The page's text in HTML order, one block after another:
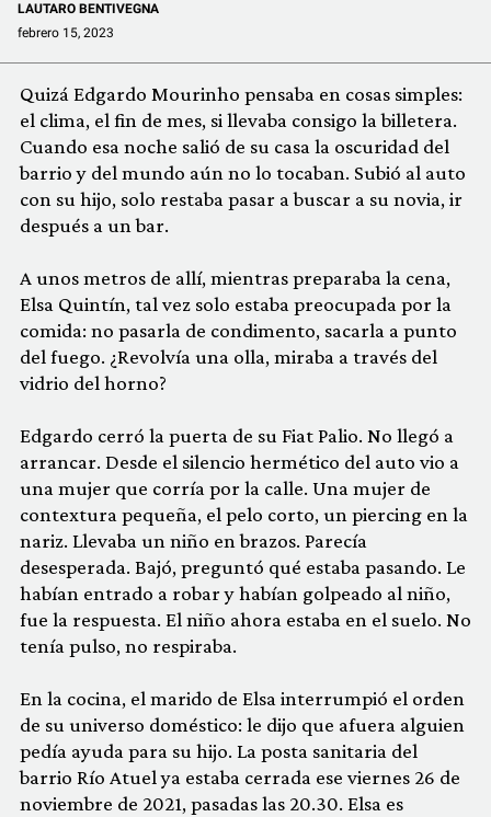
LAUTARO BENTIVEGNA
febrero 15, 2023
Quizá Edgardo Mourinho pensaba en cosas simples:
el clima, el fin de mes, si llevaba consigo la billetera.
Cuando esa noche salió de su casa la oscuridad del
barrio y del mundo aún no lo tocaban. Subió al auto
con su hijo, solo restaba pasar a buscar a su novia, ir
después a un bar.
A unos metros de allí, mientras preparaba la cena,
Elsa Quintín, tal vez solo estaba preocupada por la
comida: no pasarla de condimento, sacarla a punto
del fuego. ¿Revolvía una olla, miraba a través del
vidrio del horno?
Edgardo cerró la puerta de su Fiat Palio. No llegó a
arrancar. Desde el silencio hermético del auto vio a
una mujer que corría por la calle. Una mujer de
contextura pequeña, el pelo corto, un piercing en la
nariz. Llevaba un niño en brazos. Parecía
desesperada. Bajó, preguntó qué estaba pasando. Le
habían entrado a robar y habían golpeado al niño,
fue la respuesta. El niño ahora estaba en el suelo. No
tenía pulso, no respiraba.
En la cocina, el marido de Elsa interrumpió el orden
de su universo doméstico: le dijo que afuera alguien
pedía ayuda para su hijo. La posta sanitaria del
barrio Río Atuel ya estaba cerrada ese viernes 26 de
noviembre de 2021, pasadas las 20.30. Elsa es